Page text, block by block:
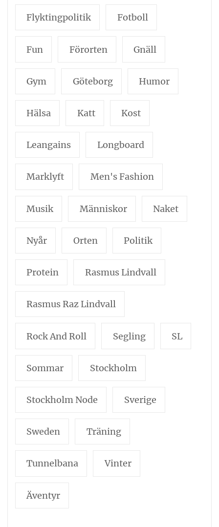
Flyktingpolitik Fotboll
Fun Förorten Gnäll
Gym Göteborg Humor
Hälsa Katt Kost
Leangains Longboard
Marklyft Men's Fashion
Musik Människor Naket
Nyår Orten Politik
Protein Rasmus Lindvall
Rasmus Raz Lindvall
Rock And Roll Segling SL
Sommar Stockholm
Stockholm Node Sverige
Sweden Träning
Tunnelbana Vinter
Äventyr